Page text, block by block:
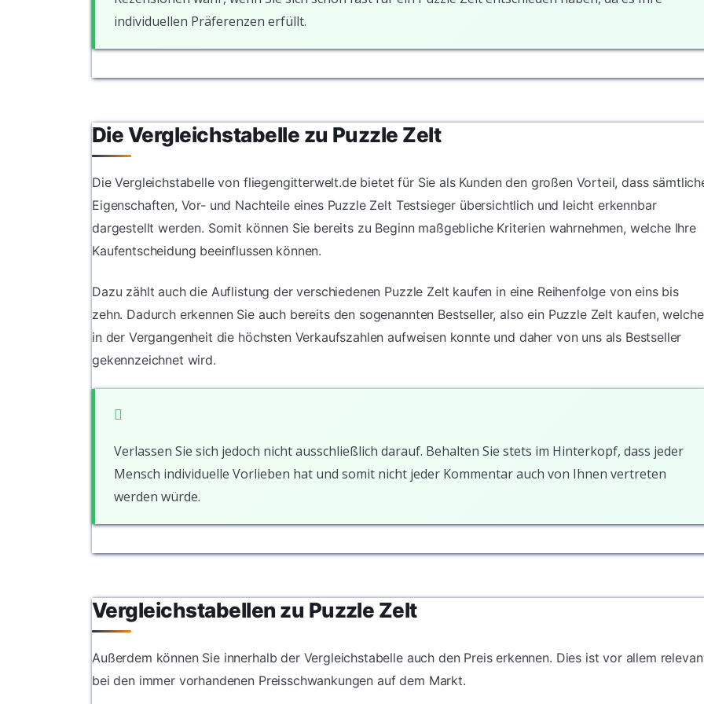
individuellen Präferenzen erfüllt.
Die Vergleichstabelle zu Puzzle Zelt
Die Vergleichstabelle von fliegengitterwelt.de bietet für Sie als Kunden den großen Vorteil, dass
Eigenschaften, Vor- und Nachteile eines Puzzle Zelt Testsieger übersichtlich und leicht erkennbar
dargestellt werden. Somit können Sie bereits zu Beginn maßgebliche Kriterien wahrnehmen, welche Ihre
Kaufentscheidung beeinflussen können.
Dazu zählt auch die Auflistung der verschiedenen Puzzle Zelt kaufen in eine Reihenfolge von eins bis
zehn. Dadurch erkennen Sie auch bereits den sogenannten Bestseller, also ein Puzzle Zelt kaufen,
in der Vergangenheit die höchsten Verkaufszahlen aufweisen konnte und daher von uns als Bestseller
gekennzeichnet wird.
Verlassen Sie sich jedoch nicht ausschließlich darauf. Behalten Sie stets im Hinterkopf, dass jeder
Mensch individuelle Vorlieben hat und somit nicht jeder Kommentar auch von Ihnen vertreten
werden würde.
Vergleichstabellen zu Puzzle Zelt
Außerdem können Sie innerhalb der Vergleichstabelle auch den Preis erkennen. Dies ist vor allem
bei den immer vorhandenen Preisschwankungen auf dem Markt.